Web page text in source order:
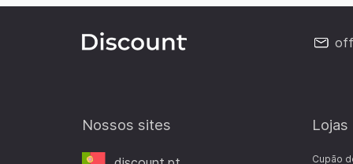
Nossos sites
Cupão